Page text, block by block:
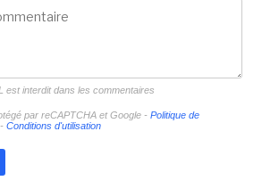
est interdit dans les commentaires
par reCAPTCHA et Google - Politique de
Conditions d'utilisation